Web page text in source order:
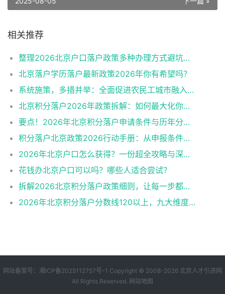
相关推荐
整理2026北京户口落户政策多种办理方式避坑指南
北京落户学历落户最新政策2026年你有希望吗？
系统施策，多措并举：全面促进农民工城市融入与社会融合
北京积分落户2026年政策拆解：如何最大化你的积分？
要点！2026年北京积分落户申请条件与历年分数线趋势
积分落户北京政策2026行动手册：从申报条件到办理流程
2026年北京户口怎么获得？一份超全攻略与深度解析
花钱办北京户口可以吗？哪些人适合尝试？
拆解2026北京积分落户政策细则，让每一步都踩在加分上
2026年北京积分落户分数线120以上，九大维度深度解析！
网站备案号： 湘ICP备2025112757号-1 Copyright © 2008-2026 北京人才引进网
All Rights Reserved. 网站地图